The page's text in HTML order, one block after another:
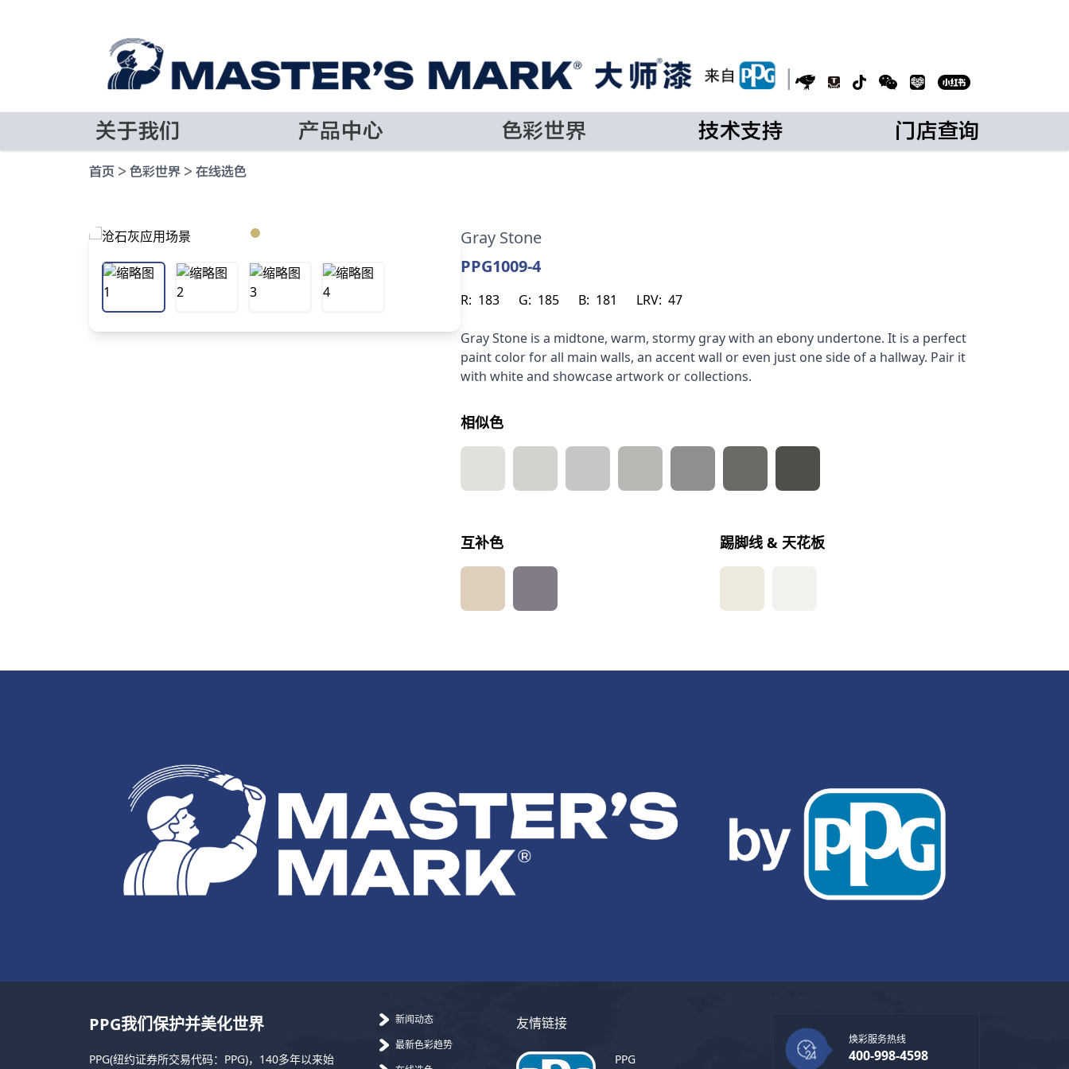
关于我们 产品中心 色彩世界 技术支持 门店查询
首页 > 色彩世界 > 在线选色
Gray Stone
PPG1009-4
R: 183 G: 185 B: 181 LRV: 47
Gray Stone is a midtone, warm, stormy gray with an ebony undertone. It is a perfect
paint color for all main walls, an accent wall or even just one side of a hallway. Pair it
with white and showcase artwork or collections.
相似色
互补色 踢脚线 & 天花板
PPG我们保护并美化世界
PPG(纽约证券所交易代码：PPG)，140多年以来始
新闻动态
最新色彩趋势
友情链接
PPG
焕彩服务热线
400-998-4598